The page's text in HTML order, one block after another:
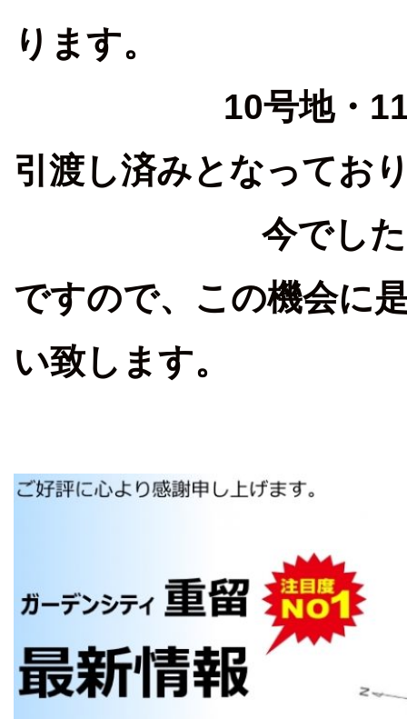
ります。
10号地・11号地
引渡し済みとなってお
今でしたら、ま
ですので、この機会に
い致します。